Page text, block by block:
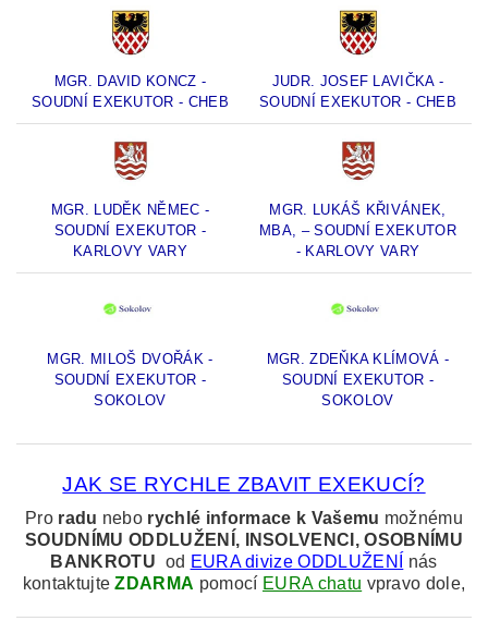
MGR. DAVID KONCZ -
SOUDNÍ EXEKUTOR - CHEB
JUDR. JOSEF LAVIČKA -
SOUDNÍ EXEKUTOR - CHEB
MGR. LUDĚK NĚMEC -
SOUDNÍ EXEKUTOR -
KARLOVY VARY
MGR. LUKÁŠ KŘIVÁNEK,
MBA, – SOUDNÍ EXEKUTOR
- KARLOVY VARY
MGR. MILOŠ DVOŘÁK -
SOUDNÍ EXEKUTOR -
SOKOLOV
MGR. ZDEŇKA KLÍMOVÁ -
SOUDNÍ EXEKUTOR -
SOKOLOV
JAK SE RYCHLE ZBAVIT EXEKUCÍ?
Pro radu nebo rychlé informace k Vašemu možnému
SOUDNÍMU ODDLUŽENÍ, INSOLVENCI, OSOBNÍMU
BANKROTU od EURA divize ODDLUŽENÍ
nás
kontaktujteZDARMA pomocí EURA chatu vpravo dole,